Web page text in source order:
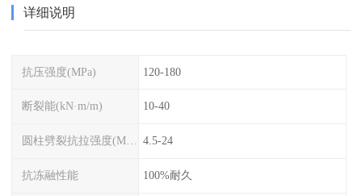
详细说明
抗压强度(MPa) 120-180
断裂能(kN·m/m) 10-40
圆柱劈裂抗拉强度(MPa) 4.5-24
抗冻融性能 100%耐久